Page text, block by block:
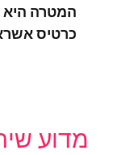
המטרה היא
כרטיס
מדוע